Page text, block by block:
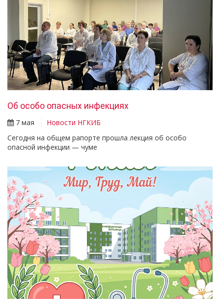
Об особо опасных инфекциях
7 мая
Новости НГКИБ
Сегодня на общем рапорте прошла лекция об особо
опасной инфекции — чуме